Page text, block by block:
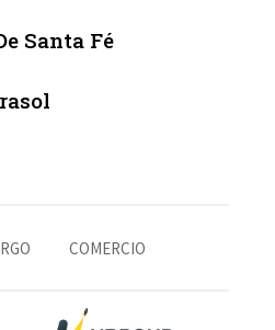
Santa Fé
COMERCIO